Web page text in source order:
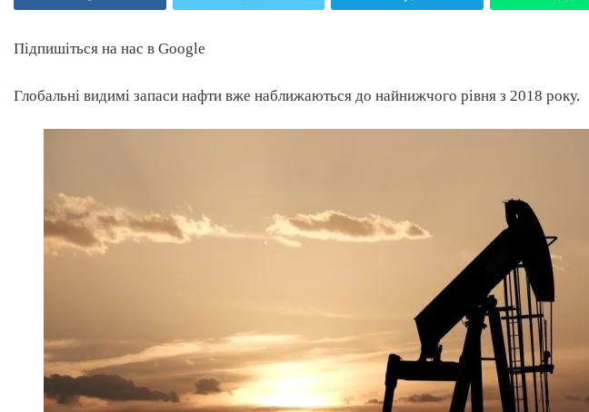
Підпишіться на нас в Google
Глобальні видимі запаси нафти вже наближаються до найнижчого рівня з 2018 року.